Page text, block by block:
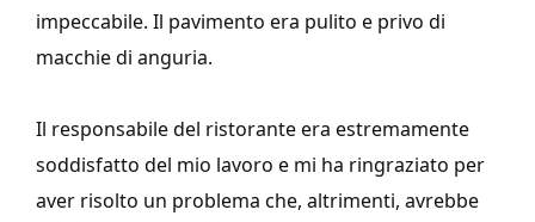
impeccabile. Il pavimento era pulito e privo di
macchie di anguria.
Il responsabile del ristorante era estremamente
soddisfatto del mio lavoro e mi ha ringraziato per
aver risolto un problema che, altrimenti, avrebbe